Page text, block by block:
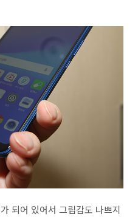
되어 있어서 그립감도 나쁘지